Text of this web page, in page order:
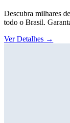
Descubra milhares
todo o Brasil.
Ver Detalhes →